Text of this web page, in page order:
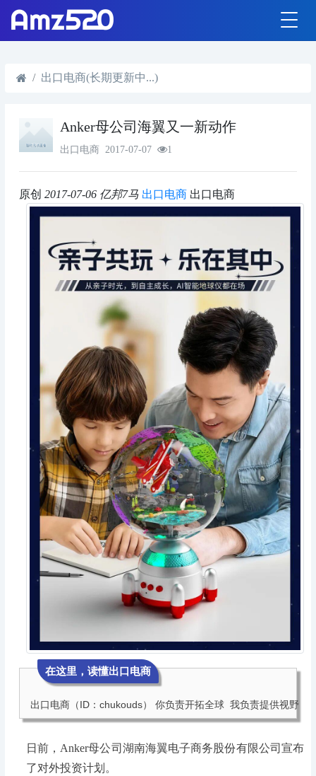
出口电商(长期更新中...)
Anker母公司海翼又一新动作
出口电商 2017-07-07 1
原创 2017-07-06 亿邦7马 出口电商 出口电商
在这里，读懂出口电商
出口电商（ID：chukouds） 你负责开拓全球  我负责提供视野
日前，Anker母公司湖南海翼电子商务股份有限公司宣布
了对外投资计划。